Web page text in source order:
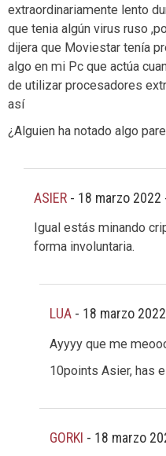
extraordinariamente lento
que tenia algún virus ruso
dijera que Moviestar tenía
algo en mi Pc que actúa
de utilizar procesadores
así
¿Alguien ha notado algo
ASIER - 18 marzo 2022
Igual estás minando
forma involuntaria.
LUA - 18 marzo
Ayyyy que me
10points Asier, has
GORKI - 18 marzo